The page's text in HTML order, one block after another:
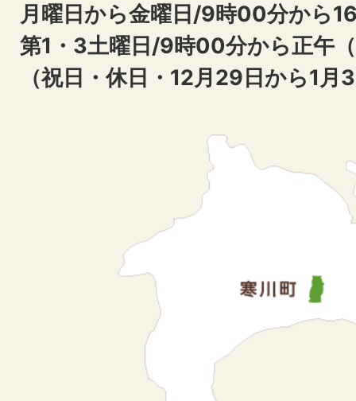
月曜日から金曜日/9時00分から
第1・3土曜日/9時00分から正午
（祝日・休日・12月29日から1月